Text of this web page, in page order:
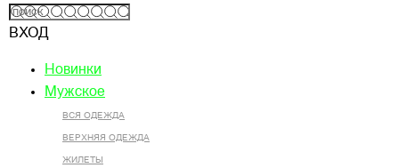
ВХОД
Новинки
Мужское
ВСЯ ОДЕЖДА
ВЕРХНЯЯ ОДЕЖДА
ЖИЛЕТЫ